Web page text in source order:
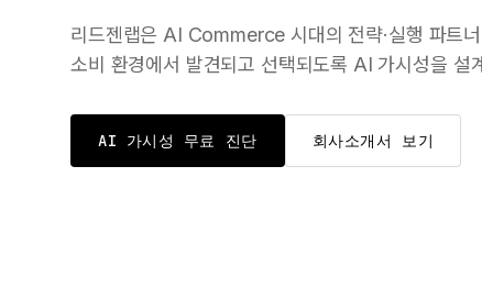
리드젠랩은 AI Commerce 시대의 전략·실행 파트
소비 환경에서 발견되고 선택되도록 AI 가시성을 설
AI 가시성 무료 진단 회사소개서 보기